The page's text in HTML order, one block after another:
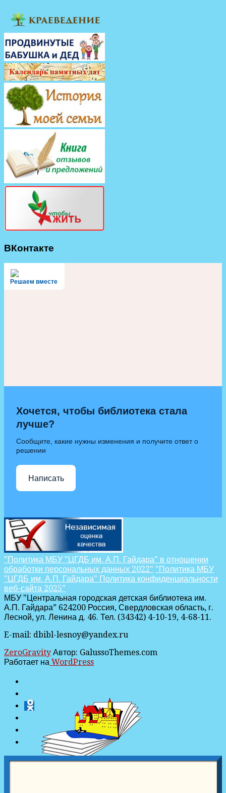
ВКонтакте
Решаем вместе
Хочется, чтобы библиотека стала
лучше?
Сообщите, какие нужны изменения и получите ответ о
решении
Написать
"Политика МБУ "ЦГДБ им. А.П. Гайдара" в отношении
обработки персональных данных 2022" "Политика МБУ
"ЦГДБ им. А.П. Гайдара" Политика конфиденциальности
веб-сайта 2025"
МБУ "Центральная городская детская библиотека им.
А.П. Гайдара” 624200 Россия, Свердловская область, г.
Лесной, ул. Ленина д. 46. Тел. (34342) 4-10-19, 4-68-11.
E-mail: dbibl-lesnoy@yandex.ru
ZeroGravity Автор: GalussoThemes.com
Работает на WordPress